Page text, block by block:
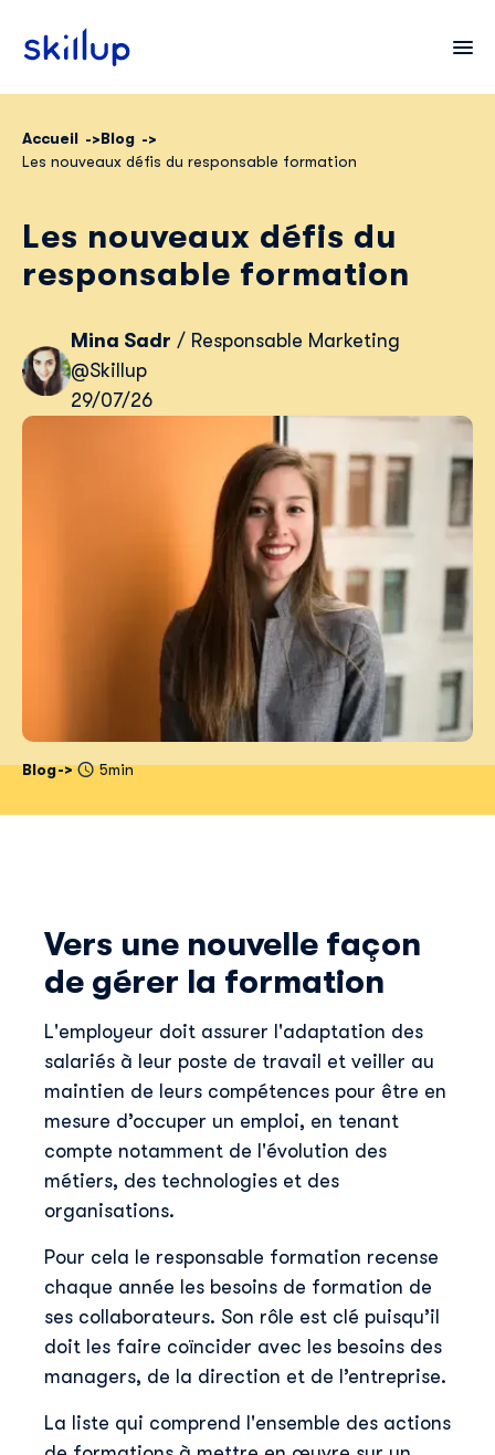
Tarifs
Accueil
Blog
Les nouveaux défis du responsable formation
Blog 5min
Les nouveaux défis du
responsable formation
Mina Sadr / Responsable Marketing
@Skillup
29/07/26
Vers une nouvelle façon
de gérer la formation
L'employeur doit assurer l'adaptation des
salariés à leur poste de travail et veiller au
maintien de leurs compétences pour être en
mesure d’occuper un emploi, en tenant
compte notamment de l'évolution des
métiers, des technologies et des
organisations.
Pour cela le responsable formation recense
chaque année les besoins de formation de
ses collaborateurs. Son rôle est clé puisqu’il
doit les faire coïncider avec les besoins des
managers, de la direction et de l’entreprise.
La liste qui comprend l'ensemble des actions